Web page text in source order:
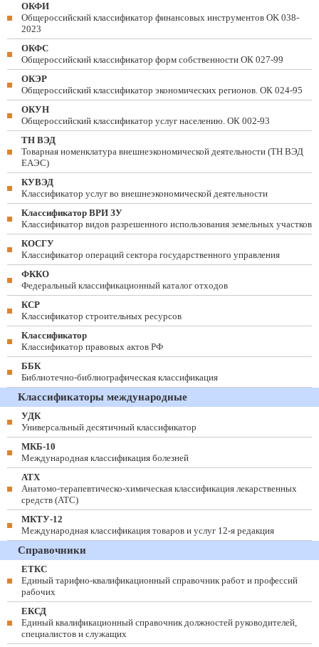
ОКФИ
Общероссийский классификатор финансовых инструментов OK 038-
2023
ОКФС
Общероссийский классификатор форм собственности ОК 027-99
ОКЭР
Общероссийский классификатор экономических регионов. ОК 024-95
ОКУН
Общероссийский классификатор услуг населению. ОК 002-93
ТН ВЭД
Товарная номенклатура внешнеэкономической деятельности (ТН ВЭД
ЕАЭС)
КУВЭД
Классификатор услуг во внешнеэкономической деятельности
Классификатор ВРИ ЗУ
Классификатор видов разрешенного использования земельных участков
КОСГУ
Классификатор операций сектора государственного управления
ФККО
Федеральный классификационный каталог отходов
КСР
Классификатор строительных ресурсов
Классификатор
Классификатор правовых актов РФ
ББК
Библиотечно-библиографическая классификация
Классификаторы международные
УДК
Универсальный десятичный классификатор
МКБ-10
Международная классификация болезней
АТХ
Анатомо-терапевтическо-химическая классификация лекарственных
средств (ATC)
МКТУ-12
Международная классификация товаров и услуг 12-я редакция
Справочники
ЕТКС
Единый тарифно-квалификационный справочник работ и профессий
рабочих
ЕКСД
Единый квалификационный справочник должностей руководителей,
специалистов и служащих